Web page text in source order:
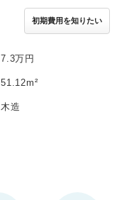
初期費用を知りたい
7.3万円
51.12m²
木造